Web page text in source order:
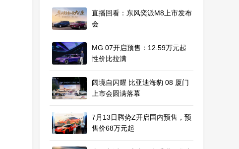
直播回看：东风奕派M8上市发布
会
MG 07开启预售：12.59万元起
性价比拉满
阔境自闪耀 比亚迪海豹 08 厦门
上市会圆满落幕
7月13日腾势Z开启国内预售，预
售价68万元起